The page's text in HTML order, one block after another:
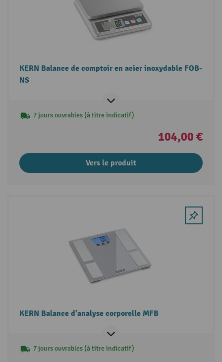
KERN Balance de comptoir en acier inoxydable FOB-
NS
7 jours ouvrables (à titre indicatif)
104,00 €
Vers le produit
KERN Balance d'analyse corporelle MFB
7 jours ouvrables (à titre indicatif)